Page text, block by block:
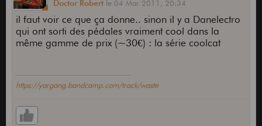
Doctor Robert le 04 Mar 2011, 20:34
il faut voir ce que ça donne.. sinon il y a Danelectro
qui ont sorti des pédales vraiment cool dans la
même gamme de prix (~30€) : la série coolcat
https://yargang.bandcamp.com/track/waste